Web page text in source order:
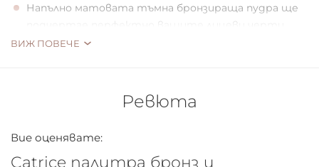
Напълно матовата тъмна бронзираща пудра ще
подчертае перфектно вашите лицеви черти
Светлият сатенен хайлайтър ще даде фин
да се побира във всеки козметичен несесер
Лесно се нанася и не оставя ивици и петна
Позволява оптично отслабване на лицето ви
ВИЖ ПОВЕЧЕ
Ревюта
Вие оценявате:
Catrice палитра бронз и